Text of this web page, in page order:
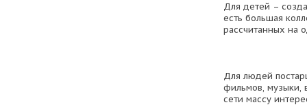
Для детей –
есть большая
рассчитанных на
Для людей
фильмов, музыки,
сети массу